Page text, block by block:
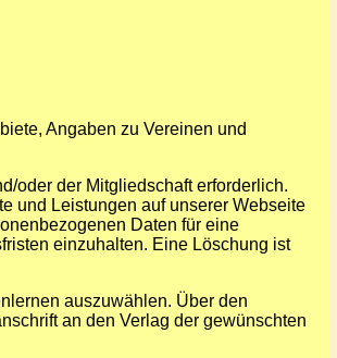
Angaben zu Vereinen und
oder der Mitgliedschaft erforderlich.
und Leistungen auf unserer Webseite
Daten für eine
einzuhalten. Eine Löschung ist
auszuwählen. Über den
an den Verlag der gewünschten